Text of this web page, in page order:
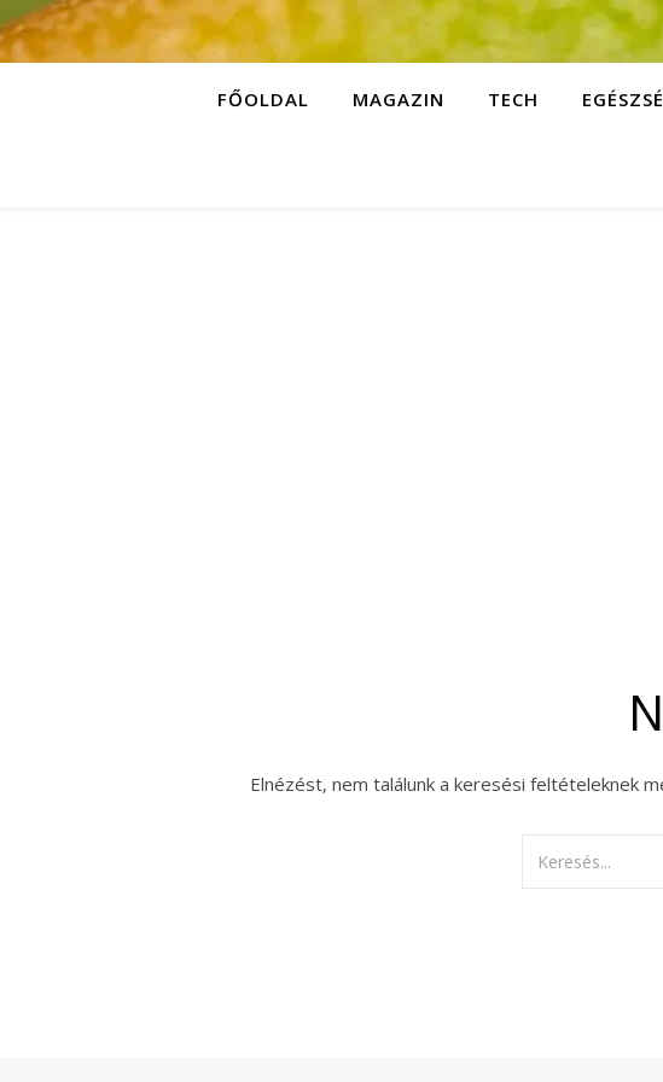
FŐOLDAL MAGAZIN TECH
Elnézést, nem találunk a keresési feltételeknek